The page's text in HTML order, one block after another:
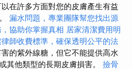
在許多方面對您的皮膚產生有益
漏水問題，專業團隊幫您找出源
協助你掌握真相 居家清潔費用明
師收費標準，確保透明公平的法
的紫外線糖，但它不能提供高水
其他類型的長期皮膚損害。 撿骨